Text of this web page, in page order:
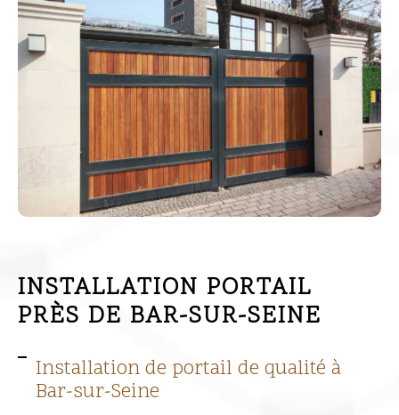
INSTALLATION PORTAIL
PRÈS DE BAR-SUR-SEINE
Installation de portail de qualité à
Bar-sur-Seine